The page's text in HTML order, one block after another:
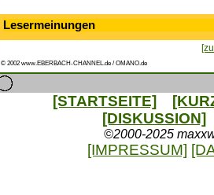
Lesermeinungen
© 2002 www.EBERBACH-CHANNEL.de / OMANO.de
[STARTSEITE]
[DISKUSSION]
©2000-2025
[IMPRESSUM]